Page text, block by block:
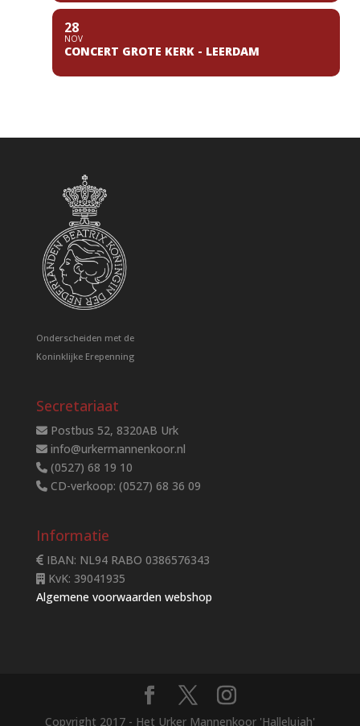
28
NOV
CONCERT GROTE KERK - LEERDAM
Onderscheiden met de
Koninklijke Erepenning
Secretariaat
Postbus 52, 8320AB Urk
info@urkermannenkoor.nl
(0527) 68 19 10
CD-verkoop: (0527) 68 36 09
Informatie
IBAN: NL94 RABO 0386576343
KvK: 39041935
Algemene voorwaarden webshop
Copyright 2017 - Het Urker Mannenkoor 'Hallelujah'